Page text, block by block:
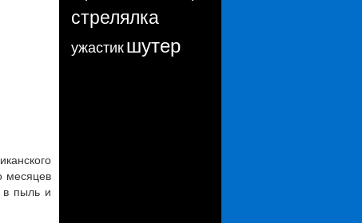
месяцев
в пыль и
стрелялка
ужастикшутер